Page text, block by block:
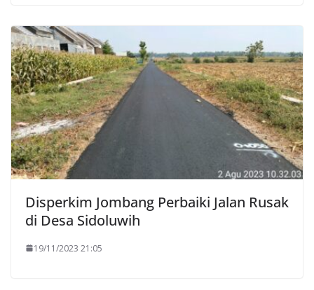
Disperkim Jombang Perbaiki Jalan Rusak
di Desa Sidoluwih
19/11/2023 21:05